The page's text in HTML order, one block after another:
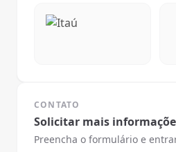
CONTATO
Solicitar mais
Preencha o formulário e